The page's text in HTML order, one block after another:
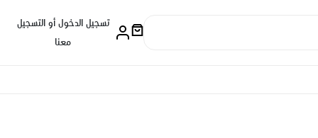
تسجيل الدخول أو التسجيل
معنا